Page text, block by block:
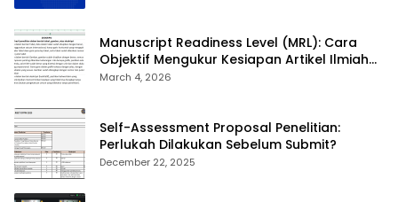
Manuscript Readiness Level (MRL): Cara
Objektif Mengukur Kesiapan Artikel Ilmiah
Anda
March 4, 2026
Self-Assessment Proposal Penelitian:
Perlukah Dilakukan Sebelum Submit?
December 22, 2025